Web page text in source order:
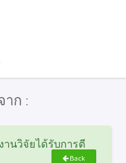
ก :
านวิจัยได้รับการตี
Back